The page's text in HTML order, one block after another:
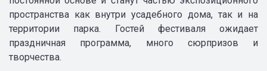
пространства как внутри усадебного дома, так и на
территории парка. Гостей фестиваля ожидает
праздничная программа, много сюрпризов и
творчества.